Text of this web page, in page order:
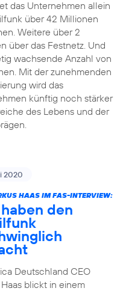
das Unternehmen allein
über 42 Millionen
Weitere über 2
über das Festnetz. Und
wachsende Anzahl von
Mit der zunehmenden
wird das
künftig noch stärker
des Lebens und der
2020
HAAS IM FAS-INTERVIEW:
den
Deutschland CEO
blickt in einem